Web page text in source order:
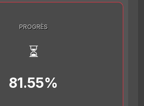
PROGRÈS
⏳
81.55%